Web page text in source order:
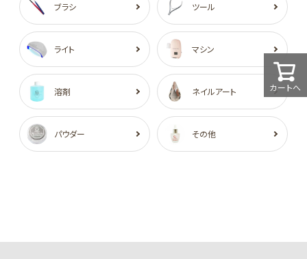
ブラシ ツール
ライト マシン
溶剤 ネイルアート
パウダー その他
カートへ